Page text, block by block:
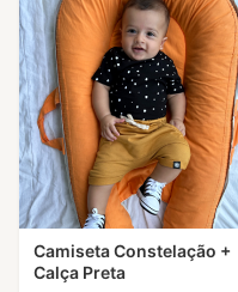
Camiseta Constelação +
Calça Preta